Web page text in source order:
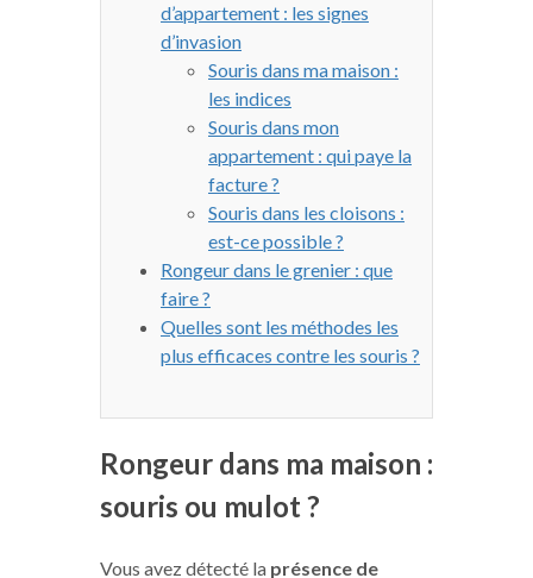
d’appartement : les signes
d’invasion
Souris dans ma maison :
les indices
Souris dans mon
appartement : qui paye la
facture ?
Souris dans les cloisons :
est-ce possible ?
Rongeur dans le grenier : que
faire ?
Quelles sont les méthodes les
plus efficaces contre les souris ?
Rongeur dans ma maison :
souris ou mulot ?
Vous avez détecté la présence de